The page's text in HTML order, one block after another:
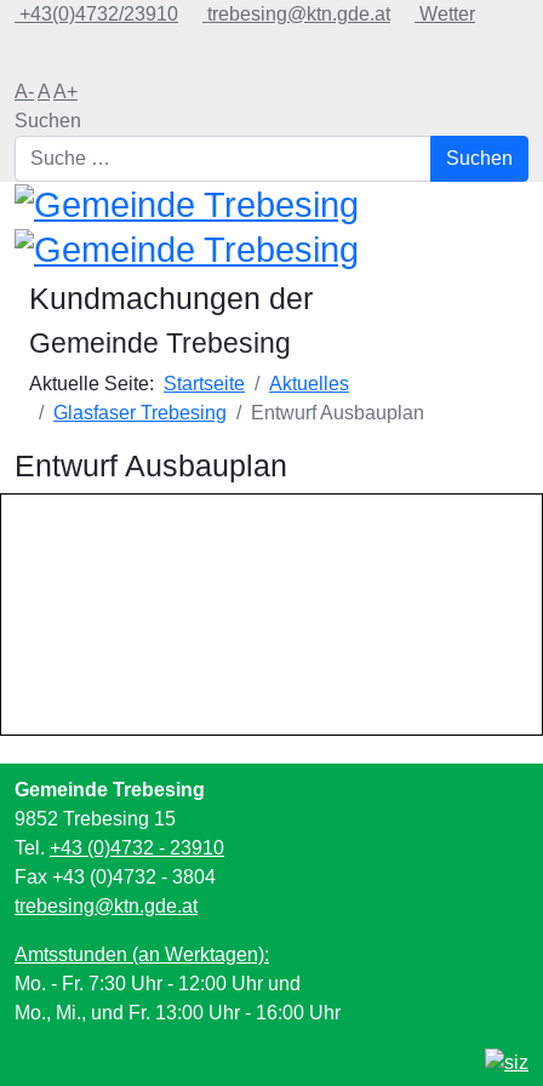
+43(0)4732/23910 trebesing@ktn.gde.at Wetter
A-AA+
Suchen
Suchen
Kundmachungen der
Gemeinde Trebesing
Aktuelle Seite: Startseite
Aktuelles
Glasfaser Trebesing
Entwurf Ausbauplan
Entwurf Ausbauplan
Gemeinde Trebesing
9852 Trebesing 15
Tel. +43 (0)4732 - 23910
Fax +43 (0)4732 - 3804
trebesing@ktn.gde.at
Amtsstunden (an Werktagen):
Mo. - Fr. 7:30 Uhr - 12:00 Uhr und
Mo., Mi., und Fr. 13:00 Uhr - 16:00 Uhr